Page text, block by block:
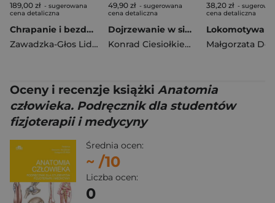
189,00 zł - sugerowana
cena detaliczna
Chrapanie i bezdechy u dzieci
Zawadzka-Głos Lidia
49,90 zł - sugerowana
cena detaliczna
Dojrzewanie w sieci. Młode pokolenie na cyfrowym froncie
Konrad Ciesiołkiewicz
,Justyna
38,20 zł -
cena detaliczna
Oceny i recenzje książki Anatomia
człowieka. Podręcznik dla studentów
fizjoterapii i medycyny
Średnia ocen:
~ /10
Liczba ocen:
0